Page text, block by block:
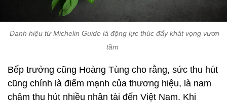
Danh hiệu từ Michelin Guide là động lực thúc đẩy khát vọng vươn
tầm
Bếp trưởng cũng Hoàng Tùng cho rằng, sức thu hút
cũng chính là điểm mạnh của thương hiệu, là nam
châm thu hút nhiều nhân tài đến Việt Nam. Khi